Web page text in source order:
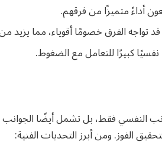
أداءً متميزًا من فرقهم.
الفرق خصومًا أقوياء، مما يزيد من
كبيرًا للتعامل مع الضغوط.
النفسي فقط، بل تشمل أيضًا الجوانب
الفوز. ومن أبرز التحديات الفنية: